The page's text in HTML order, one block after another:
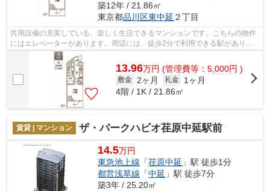
築12年 / 21.86㎡
東京都品川区東中延 ２丁目
共用設備の充実している、楽しく生活できるマンションです。こちらの物件
にはエレベーターがあります。周辺には、徒歩2分で利用できる駅がありま
す。住まいを探すにあたって、品川区へ...
13.96万円 (管理費等：5,000円 )
敷金 2ヶ月 礼金
1ヶ月
4階 / 1K / 21.86㎡
賃貸 | マンション ザ・パークハビオ荏原中延駅前
14.5万円
東急池上線 「荏原中延 」駅 徒歩1分
都営浅草線 「中延 」駅 徒歩7分
築3年 / 25.20㎡